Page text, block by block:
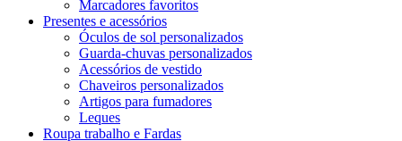
Marcadores favoritos
Presentes e acessórios
Óculos de sol personalizados
Guarda-chuvas personalizados
Acessórios de vestido
Chaveiros personalizados
Artigos para fumadores
Leques
Roupa trabalho e Fardas